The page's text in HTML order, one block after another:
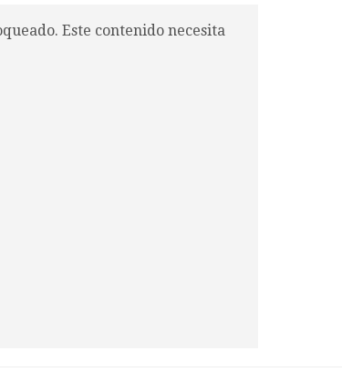
Este contenido necesita